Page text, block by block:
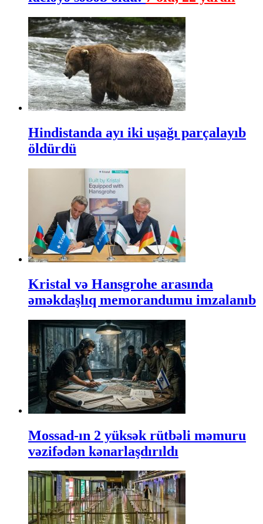
Hindistanda ayı iki uşağı parçalayıb
öldürdü
Kristal və Hansgrohe arasında
əməkdaşlıq memorandumu imzalanıb
Mossad-ın 2 yüksək rütbəli məmuru
vəzifədən kənarlaşdırıldı